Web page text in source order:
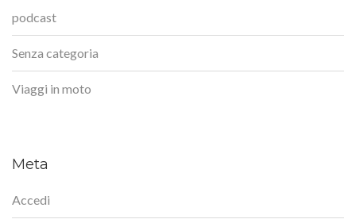
podcast
Senza categoria
Viaggi in moto
Meta
Accedi